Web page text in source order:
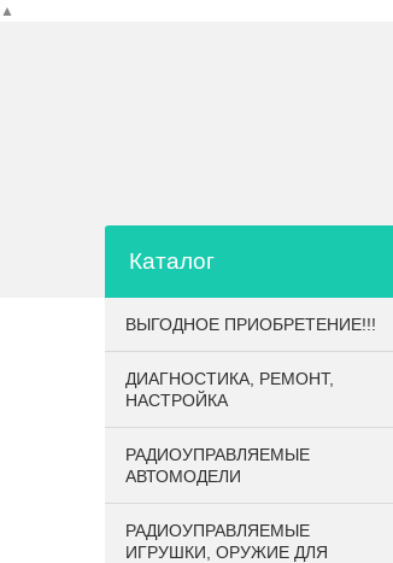
▲
Каталог
ВЫГОДНОЕ ПРИОБРЕТЕНИЕ!!!
ДИАГНОСТИКА, РЕМОНТ,
НАСТРОЙКА
РАДИОУПРАВЛЯЕМЫЕ
АВТОМОДЕЛИ
РАДИОУПРАВЛЯЕМЫЕ
ИГРУШКИ, ОРУЖИЕ ДЛЯ